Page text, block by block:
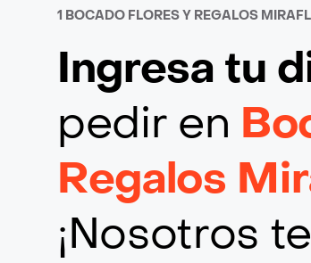
1 BOCADO FLORES Y REGALOS
Ingresa tu
pedir en
Regalos
¡Nosotros